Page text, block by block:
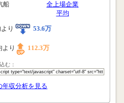
船
全上場企業
平均
り 53.6万
より 112.3万
む：
年収分析を見る